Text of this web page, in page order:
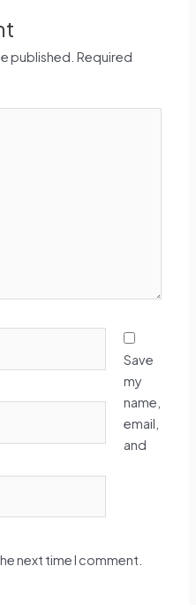
published. Required
Save
my
name,
email,
and
next time I comment.